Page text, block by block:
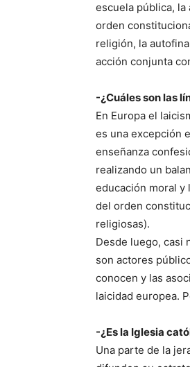
escuela pública,
orden
religión, la
acción conjunta
-¿Cuáles son las
En Europa el
es una excepción
enseñanza
realizando un
educación moral y
del orden
religiosas).
Desde luego, casi
son actores
conocen y las
laicidad europea.
-¿Es la Iglesia
Una parte de la